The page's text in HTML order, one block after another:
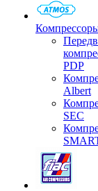
PDP
Albert
SEC